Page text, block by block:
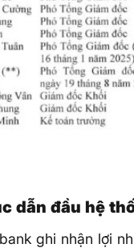
dẫn đầu hệ
ghi nhận lợi